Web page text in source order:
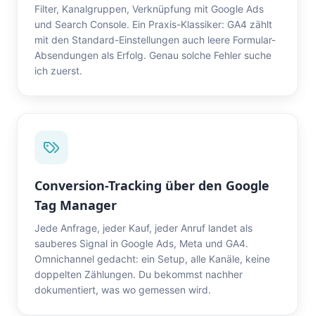
Filter, Kanalgruppen, Verknüpfung mit Google Ads
und Search Console. Ein Praxis-Klassiker: GA4 zählt
mit den Standard-Einstellungen auch leere Formular-
Absendungen als Erfolg. Genau solche Fehler suche
ich zuerst.
Conversion-Tracking über den Google
Tag Manager
Jede Anfrage, jeder Kauf, jeder Anruf landet als
sauberes Signal in Google Ads, Meta und GA4.
Omnichannel gedacht: ein Setup, alle Kanäle, keine
doppelten Zählungen. Du bekommst nachher
dokumentiert, was wo gemessen wird.